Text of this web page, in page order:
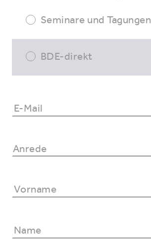
Seminare und Tagungen
BDE-direkt